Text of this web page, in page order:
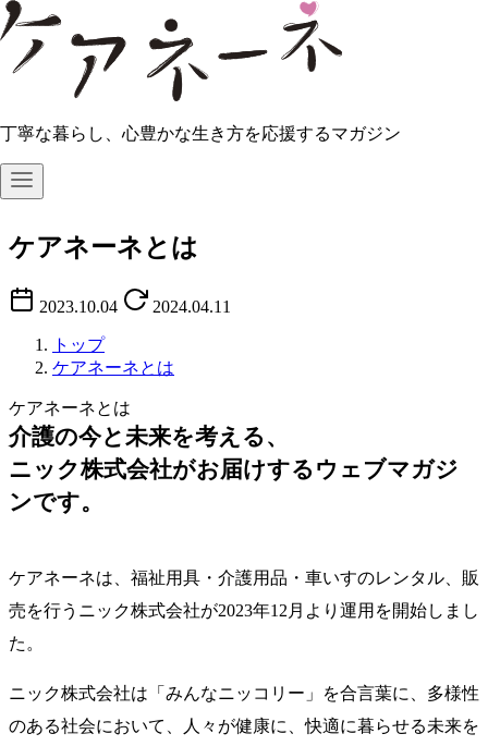
ン
テ
ン
ツ
丁寧な暮らし、心豊かな生き方を応援するマガジン
ケアネーネとは
2023.10.04 2024.04.11
トップ
ケアネーネとは
ケアネーネとは
介護の今と未来を考える、
ニック株式会社がお届けするウェブマガジ
ンです。
ケアネーネは、福祉用具・介護用品・車いすのレンタル、販
売を行うニック株式会社が2023年12月より運用を開始しまし
た。
ニック株式会社は「みんなニッコリー」を合言葉に、多様性
のある社会において、人々が健康に、快適に暮らせる未来を